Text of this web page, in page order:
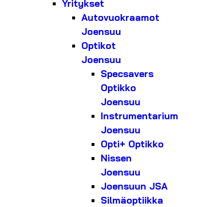
Yritykset
Autovuokraamot
Joensuu
Optikot
Joensuu
Specsavers
Optikko
Joensuu
Instrumentarium
Joensuu
Opti+ Optikko
Nissen
Joensuu
Joensuun JSA
Silmäoptiikka